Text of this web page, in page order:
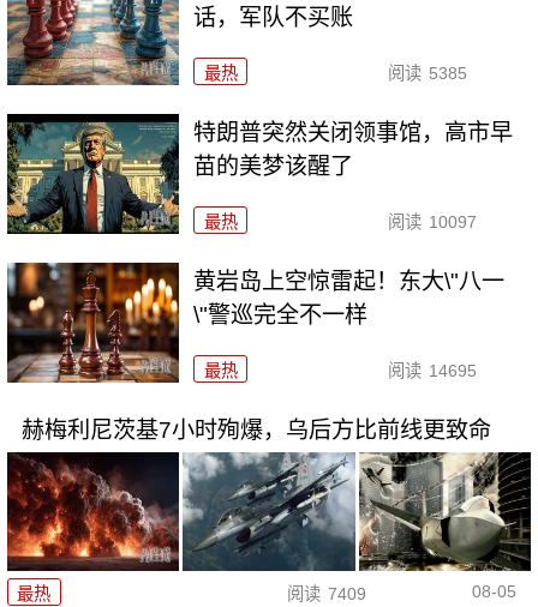
话，军队不买账
最热 阅读 5385
特朗普突然关闭领事馆，高市早
苗的美梦该醒了
最热 阅读 10097
黄岩岛上空惊雷起！东大\"八一
\"警巡完全不一样
最热 阅读 14695
赫梅利尼茨基7小时殉爆，乌后方比前线更致命
最热 阅读 7409 08-05